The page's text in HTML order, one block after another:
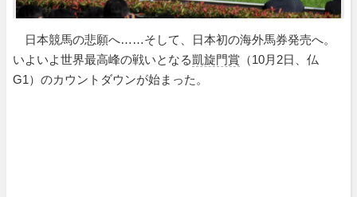
日本競馬の悲願へ……そして、日本初の海外馬券発売へ。
いよいよ世界最高峰の戦いとなる凱旋門賞 （10月2日、仏
G1）のカウントダウンが始まった。